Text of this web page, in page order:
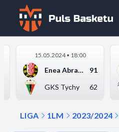
15.05.2024 • 18:00
Enea Abramczyk Astor...
91
GKS Tychy
62
LIGA 1LM 2023/2024
1LM
ĆWIERĆFINAŁY
2 MECZPreferencje
Niezbędne pliki cookie
Te pliki cookie są niezbędne
podstawowe funkcje, takie jak
Analityczne pliki cookie